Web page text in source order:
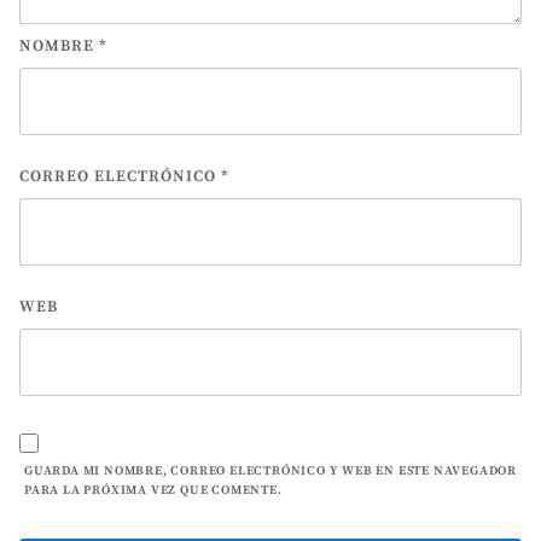
NOMBRE *
CORREO ELECTRÓNICO *
WEB
GUARDA MI NOMBRE, CORREO ELECTRÓNICO Y WEB EN ESTE NAVEGADOR
PARA LA PRÓXIMA VEZ QUE COMENTE.